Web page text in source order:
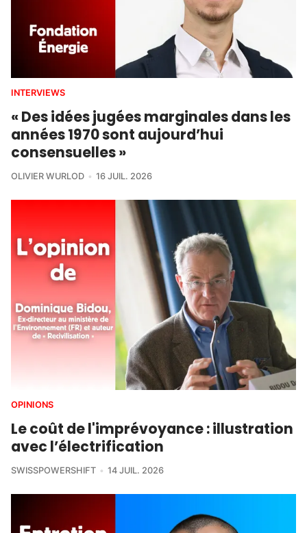
INTERVIEWS
« Des idées jugées marginales dans les
années 1970 sont aujourd’hui
consensuelles »
OLIVIER WURLOD 16 JUIL. 2026
OPINIONS
Le coût de l'imprévoyance : illustration
avec l’électrification
SWISSPOWERSHIFT 14 JUIL. 2026